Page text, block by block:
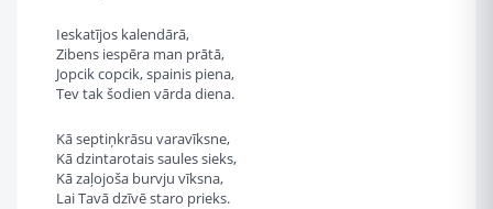
Ieskatījos kalendārā,
Zibens iespēra man prātā,
Jopcik copcik, spainis piena,
Tev tak šodien vārda diena.
Kā septiņkrāsu varavīksne,
Kā dzintarotais saules sieks,
Kā zaļojoša burvju vīksna,
Lai Tavā dzīvē staro prieks.